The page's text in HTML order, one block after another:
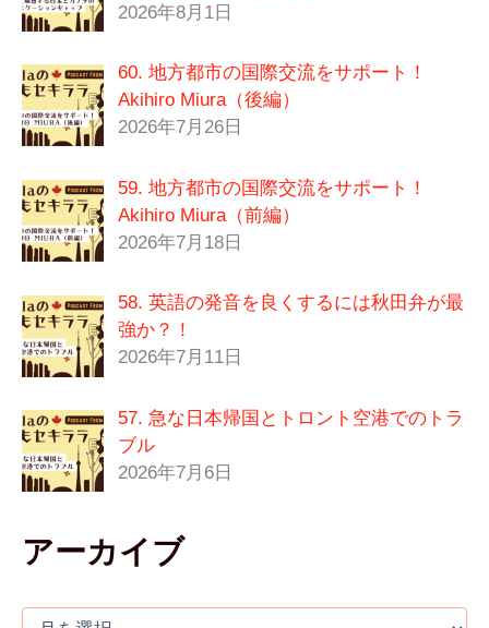
2026年8月1日
60. 地方都市の国際交流をサポート！
Akihiro Miura（後編）
2026年7月26日
59. 地方都市の国際交流をサポート！
Akihiro Miura（前編）
2026年7月18日
58. 英語の発音を良くするには秋田弁が最
強か？！
2026年7月11日
57. 急な日本帰国とトロント空港でのトラ
ブル
2026年7月6日
アーカイブ